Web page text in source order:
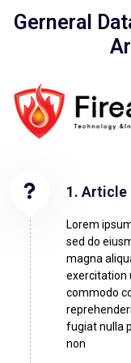
Gerneral
1. Article
Lorem
sed do
magna
exercitation
commodo
fugiat nulla
non